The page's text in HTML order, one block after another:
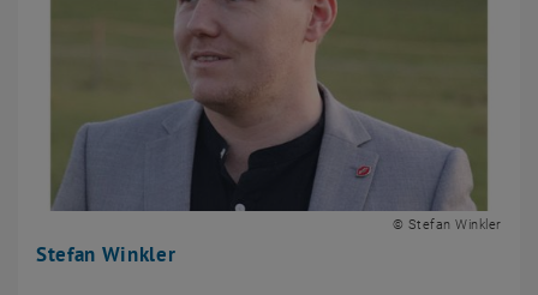
Stefan Winkler
© Stefan Winkler